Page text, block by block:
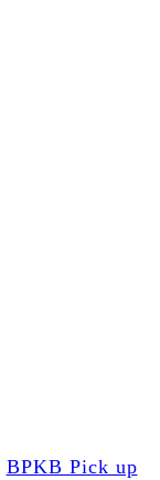
BPKB Pick up